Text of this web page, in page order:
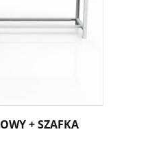
+ SZAFKA